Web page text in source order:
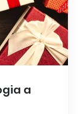
a